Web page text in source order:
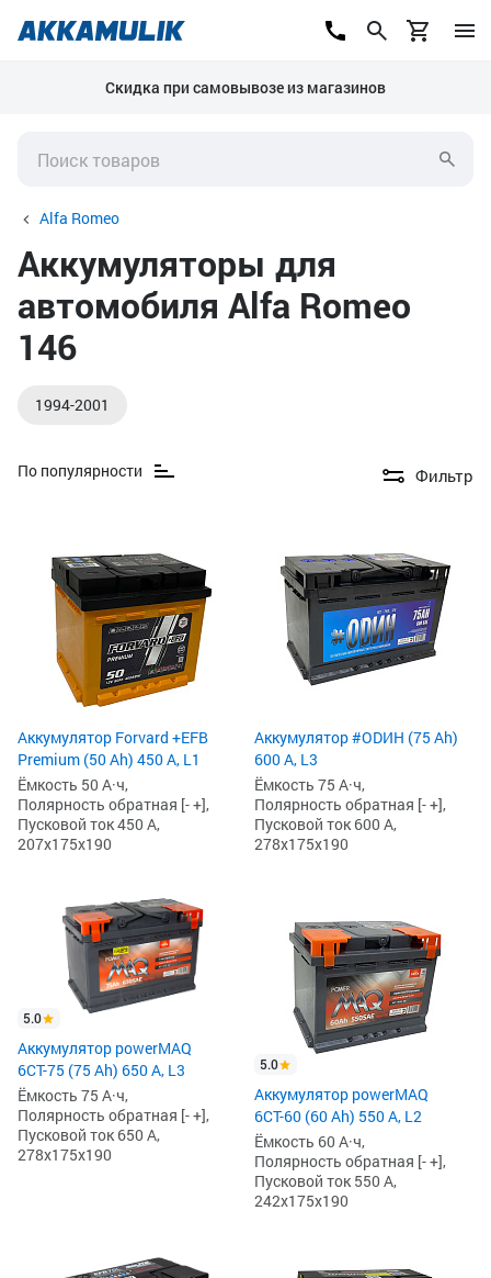
Скидка при самовывозе из магазинов
Alfa Romeo
Аккумуляторы для
автомобиля Alfa Romeo
146
1994-2001
По популярности Фильтр
Аккумулятор Forvard +EFB
Premium (50 Ah) 450 А, L1
Ёмкость 50 А·ч,
Полярность обратная [- +],
Пусковой ток 450 А,
207x175x190
Аккумулятор #ODИH (75 Ah)
600 А, L3
Ёмкость 75 А·ч,
Полярность обратная [- +],
Пусковой ток 600 А,
278x175x190
5.0
Аккумулятор powerMAQ
6СТ-75 (75 Ah) 650 А, L3
Ёмкость 75 А·ч,
Полярность обратная [- +],
Пусковой ток 650 А,
278x175x190
5.0
Аккумулятор powerMAQ
6СТ-60 (60 Ah) 550 А, L2
Ёмкость 60 А·ч,
Полярность обратная [- +],
Пусковой ток 550 А,
242x175x190